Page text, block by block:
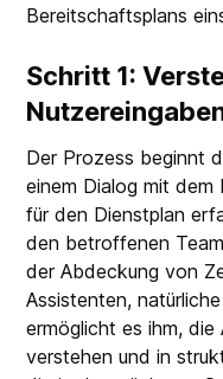
Bereitschaftsplans
Schritt 1:
Der Prozess beginnt
einem Dialog mit
für den Dienstplan
den betroffenen
der Abdeckung von
Assistenten,
ermöglicht es ihm,
verstehen und in